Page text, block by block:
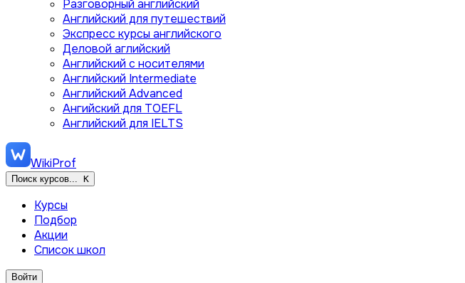
Разговорный английский
Английский для путешествий
Экспресс курсы английского
Деловой аглийский
Английский с носителями
Английский Intermediate
Английский Advanced
Ангийский для TOEFL
Английский для IELTS
WikiProf
Поиск курсов... K
Курсы
Подбор
Акции
Список школ
Войти